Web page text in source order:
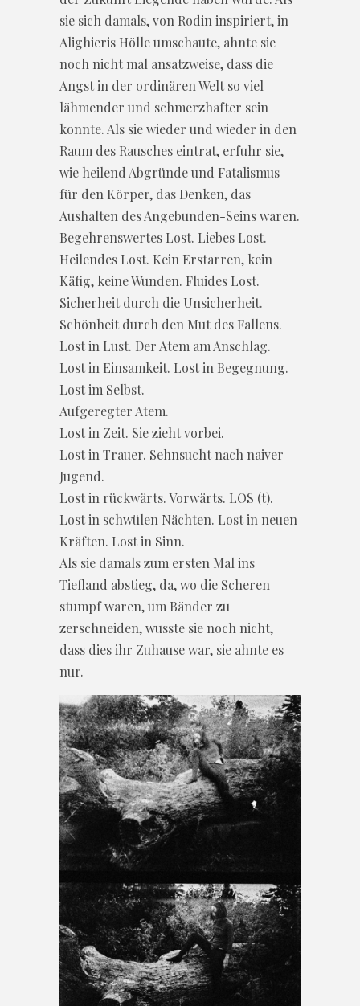
sie sich damals, von Rodin inspiriert, in
Alighieris Hölle umschaute, ahnte sie
noch nicht mal ansatzweise, dass die
Angst in der ordinären Welt so viel
lähmender und schmerzhafter sein
konnte. Als sie wieder und wieder in den
Raum des Rausches eintrat, erfuhr sie,
wie heilend Abgründe und Fatalismus
für den Körper, das Denken, das
Aushalten des Angebunden-Seins waren.
Begehrenswertes Lost. Liebes Lost.
Heilendes Lost. Kein Erstarren, kein
Käfig, keine Wunden. Fluides Lost.
Sicherheit durch die Unsicherheit.
Schönheit durch den Mut des Fallens.
Lost in Lust. Der Atem am Anschlag.
Lost in Einsamkeit. Lost in Begegnung.
Lost im Selbst.
Aufgeregter Atem.
Lost in Zeit. Sie zieht vorbei.
Lost in Trauer. Sehnsucht nach naiver
Jugend.
Lost in rückwärts. Vorwärts. LOS (t).
Lost in schwülen Nächten. Lost in neuen
Kräften. Lost in Sinn.
Als sie damals zum ersten Mal ins
Tiefland abstieg, da, wo die Scheren
stumpf waren, um Bänder zu
zerschneiden, wusste sie noch nicht,
dass dies ihr Zuhause war, sie ahnte es
nur.